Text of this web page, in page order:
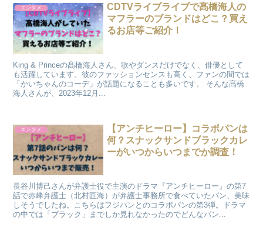
エンタメ
CDTVライブライブで髙橋海人の
マフラーのブランドはどこ？買え
るお店等ご紹介！
King & Princeの髙橋海人さん、歌やダンスだけでなく、俳優として
も活躍しています。彼のファッションセンスも高く、ファンの間では
「かいちゃんのコーデ」が話題になることも多いです。 そんな髙橋
海人さんが、2023年12月...
エンタメ
【アンチヒーロー】コラボパンは
何？スナックサンドブラックカレ
ーがいつからいつまでか調査！
長谷川博己さんが弁護士役で主演のドラマ『アンチヒーロー』の第7
話で赤峰弁護士（北村匠海）が弁護士事務所で食べていたパン、美味
しそうでしたね。こちらはフジパンとのコラボパンの第3弾。ドラマ
の中では「ブラック」までしか見れなかったのでどんなパン...